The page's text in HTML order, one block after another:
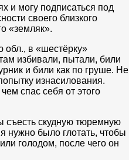
и могу подписаться под
своего близкого
«земляк».
обл., в «шестёрку»
избивали, пытали, били
и били как по груше. Не
изнасилования.
спас себя от этого
съесть скудную тюремную
нужно было глотать, чтобы
голодом, после чего он